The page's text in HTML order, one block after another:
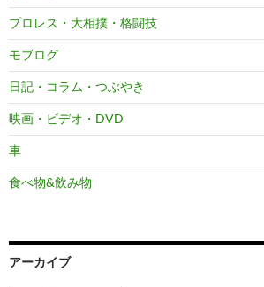
プロレス・大相撲・格闘技
モブログ
日記・コラム・つぶやき
映画・ビデオ・DVD
車
食べ物&飲み物
アーカイブ